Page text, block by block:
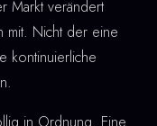
Markt verändert
mit. Nicht der eine
kontinuierliche
in Ordnung. Eine